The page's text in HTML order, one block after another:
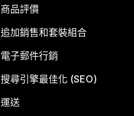
商品評價
追加銷售和套裝組合
電子郵件行銷
搜尋引擎最佳化 (SEO)
運送